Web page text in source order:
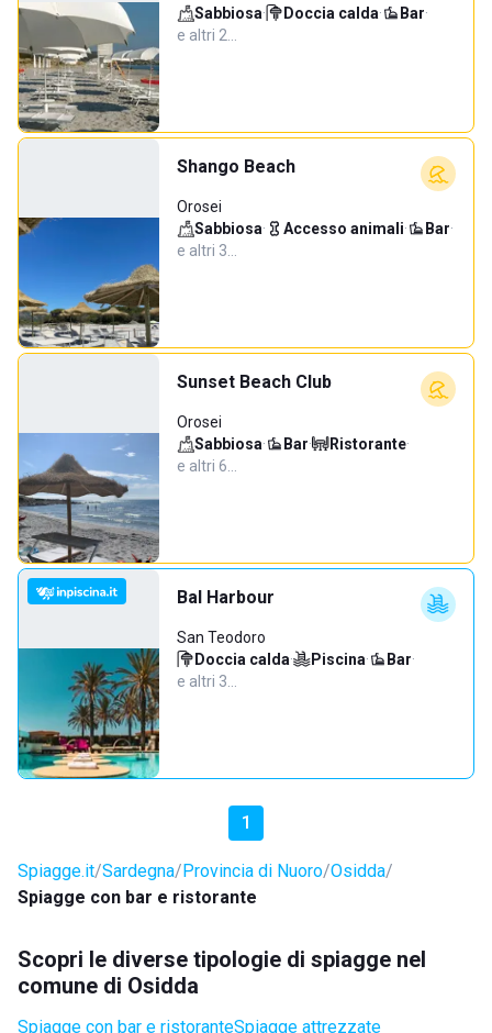
Sabbiosa· Doccia calda· Bar·
e altri 2…
Shango Beach
Orosei
Sabbiosa· Accesso animali· Bar·
e altri 3…
Sunset Beach Club
Orosei
Sabbiosa· Bar· Ristorante·
e altri 6…
Bal Harbour
San Teodoro
Doccia calda· Piscina· Bar·
e altri 3…
1
Spiagge.it Sardegna Provincia di Nuoro Osidda
Spiagge con bar e ristorante
Scopri le diverse tipologie di spiagge nel
comune di Osidda
Spiagge con bar e ristoranteSpiagge attrezzate